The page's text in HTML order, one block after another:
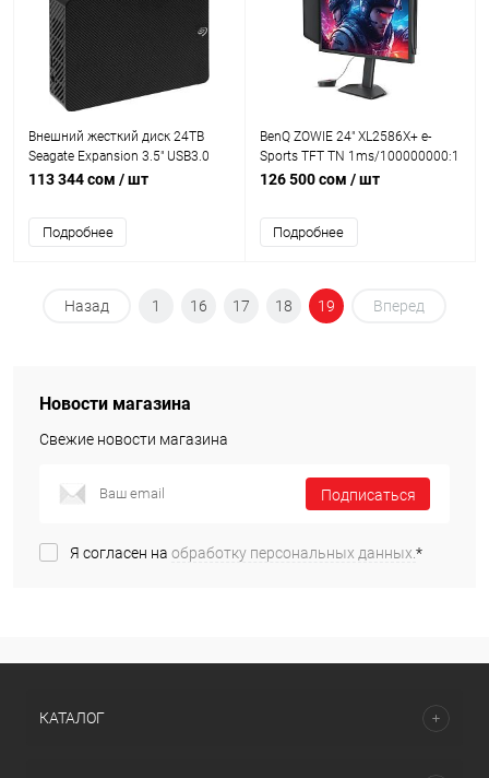
Внешний жесткий диск 24TB
Seagate Expansion 3.5" USB3.0
[STKP24000400]
113 344 сом / шт
Подробнее
BenQ ZOWIE 24" XL2586X+ e-
Sports TFT TN 1ms/100000000:1
320kd/m2 170/160 FHD 600Hrz
126 500 сом / шт
Подробнее
Назад 1 16 17 18 19 Вперед
Новости магазина
Свежие новости магазина
Подписаться
Я согласен на обработку персональных данных.*
КАТАЛОГ